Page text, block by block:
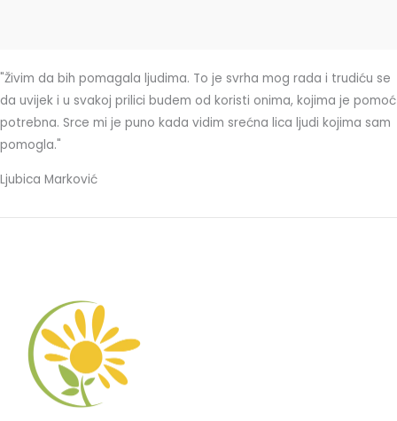
"Živim da bih pomagala ljudima. To je svrha mog rada i trudiću se
da uvijek i u svakoj prilici budem od koristi onima, kojima je pomoć
potrebna. Srce mi je puno kada vidim srećna lica ljudi kojima sam
pomogla."
Ljubica Marković